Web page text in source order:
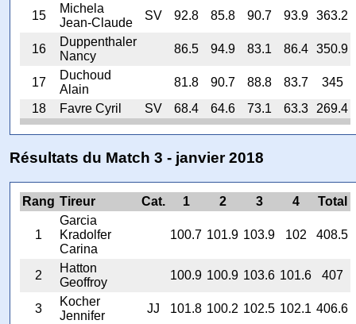
15
Michela
Jean-Claude
SV 92.8 85.8 90.7 93.9 363.2
16
Duppenthaler
Nancy
86.5 94.9 83.1 86.4 350.9
17
Duchoud
Alain
81.8 90.7 88.8 83.7
345
18
Favre Cyril SV 68.4 64.6 73.1 63.3 269.4
Résultats du Match 3 - janvier 2018
Rang Tireur Cat. 1 2 3 4 Total
1
Garcia
Kradolfer
Carina
100.7 101.9 103.9 102 408.5
2
Hatton
Geoffroy
100.9 100.9 103.6 101.6 407
3
Kocher
Jennifer
JJ 101.8 100.2 102.5 102.1 406.6